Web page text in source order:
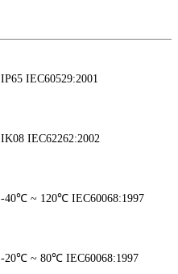
IP65 IEC60529:2001
IK08 IEC62262:2002
-40℃ ~ 120℃ IEC60068:1997
-20℃ ~ 80℃ IEC60068:1997